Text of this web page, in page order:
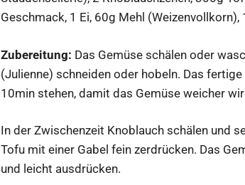
Geschmack, 1 Ei, 60g Mehl
Zubereitung: Das Gemüse schälen oder
(Julienne) schneiden oder hobeln. Das
10min stehen, damit das Gemüse weicher
In der Zwischenzeit Knoblauch schälen und
Tofu mit einer Gabel fein zerdrücken. Das
und leicht ausdrücken.